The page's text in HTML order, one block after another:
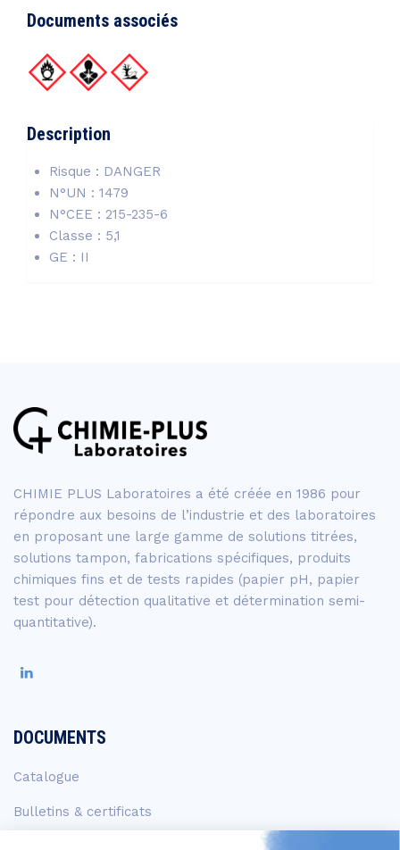
Documents associés
Description
Risque : DANGER
N°UN : 1479
N°CEE : 215-235-6
Classe : 5,1
GE : II
CHIMIE PLUS Laboratoires a été créée en 1986 pour
répondre aux besoins de l’industrie et des laboratoires
en proposant une large gamme de solutions titrées,
solutions tampon, fabrications spécifiques, produits
chimiques fins et de tests rapides (papier pH, papier
test pour détection qualitative et détermination semi-
quantitative).
DOCUMENTS
Catalogue
Bulletins & certificats